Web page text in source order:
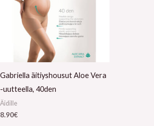
Gabriella äitiyshousut Aloe Vera
-uutteella, 40den
Äidille
8.90€